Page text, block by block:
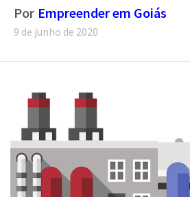
Por Empreender em Goiás
9 de junho de 2020